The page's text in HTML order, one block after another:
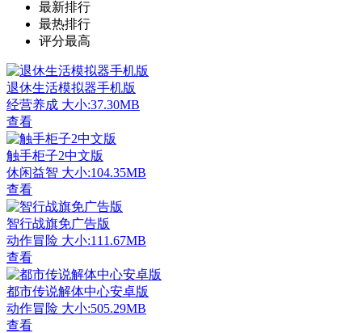
最新排行
最热排行
评分最高
退休生活模拟器手机版
经营养成 大小:37.30MB
查看
触手柜子2中文版
休闲益智 大小:104.35MB
查看
智行战旗免广告版
动作冒险 大小:111.67MB
查看
都市传说解体中心安卓版
动作冒险 大小:505.29MB
查看